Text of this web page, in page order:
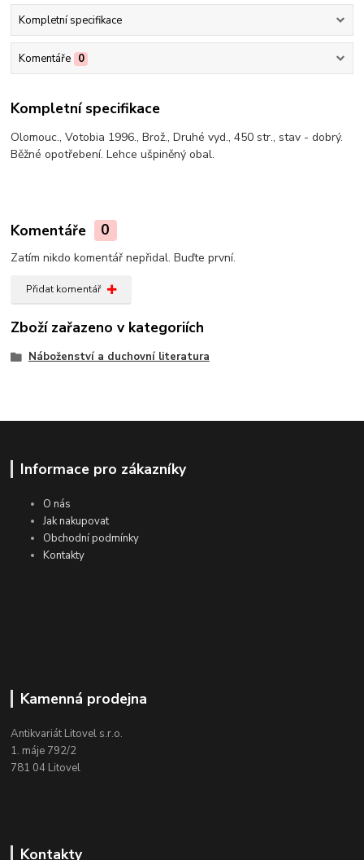
Kompletní specifikace
Komentáře 0
Kompletní specifikace
Olomouc., Votobia 1996., Brož., Druhé vyd., 450 str., stav - dobrý.
Běžné opotřebení. Lehce ušpiněný obal.
Komentáře 0
Zatím nikdo komentář nepřidal. Buďte první.
Přidat komentář
Zboží zařazeno v kategoriích
Náboženství a duchovní literatura
Informace pro zákazníky
O nás
Jak nakupovat
Obchodní podmínky
Kontakty
Kamenná prodejna
Antikvariát Litovel s.r.o.
1. máje 792/2
781 04 Litovel
Kontakty